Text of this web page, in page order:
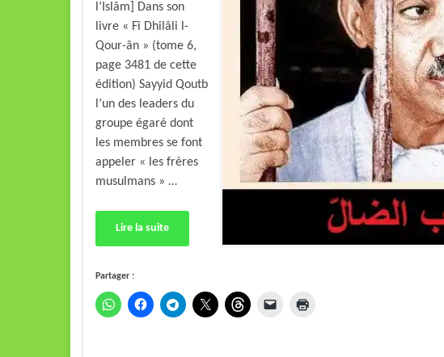
l’Islâm] Dans son
livre « Fî Dhilâli l-
Qour-ân » (tome 6,
page 3481 de cette
édition) Sayyid Qoutb
l’un des leaders du
groupe égaré dont
les membres se font
appeler « les frères
musulmans » …
Lire la suite
Partager :